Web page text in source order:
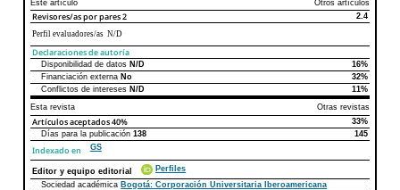
Este artículo Otros artículos
Revisores/as por pares2
2.4
Perfil evaluadores/as N/D
Declaraciones de autoría
Declaraciones de autoríaEste artículo
Disponibilidad de datos N/D
16%
Financiación externa No
32%
Conflictos de intereses N/D
11%
Esta revista
Otras revistas
Artículos aceptados40%
33%
Días para la publicación138 145
Indexado en GS
Editor y equipo editorial
Perfiles
Sociedad académica Bogotá: Corporación Universitaria Iberoamericana